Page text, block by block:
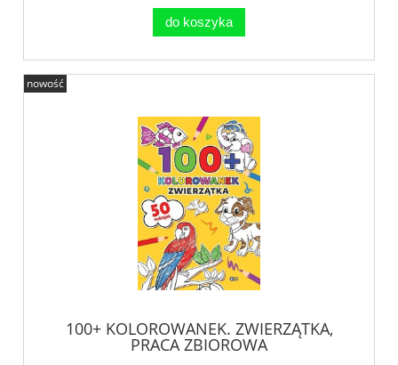
do koszyka
100+ KOLOROWANEK. ZWIERZĄTKA,
PRACA ZBIOROWA
nowość